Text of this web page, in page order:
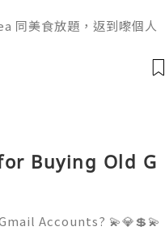
同美食放題，返到嚟個人
分公開透明，一杯就等於
種以上營養素。 💡 沖泡小
Buying Old G
Accounts? 💫💎💲💫